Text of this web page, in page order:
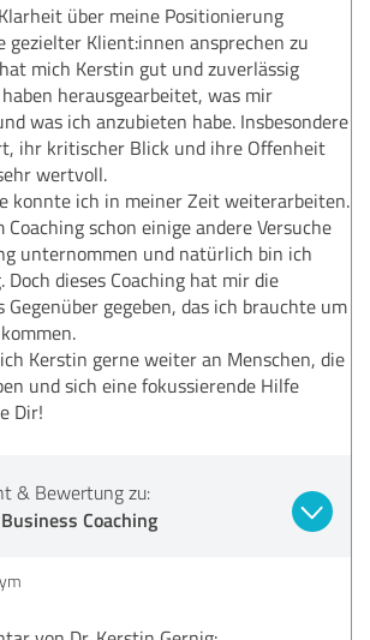
über meine Positionierung
gezielter Klient:innen ansprechen zu
mich Kerstin gut und zuverlässig
herausgearbeitet, was mir
was ich anzubieten habe. Insbesondere
ihr kritischer Blick und ihre Offenheit
wertvoll.
konnte ich in meiner Zeit weiterarbeiten.
Coaching schon einige andere Versuche
unternommen und natürlich bin ich
dieses Coaching hat mir die
gegeben, das ich brauchte um
Kerstin gerne weiter an Menschen, die
und sich eine fokussierende Hilfe
Dir!
& Bewertung zu:
Coaching